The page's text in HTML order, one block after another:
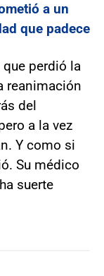
a un
que padece
perdió la
reanimación
del
a la vez
Y como si
Su médico
suerte